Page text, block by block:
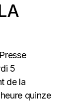
5
de la
quinze